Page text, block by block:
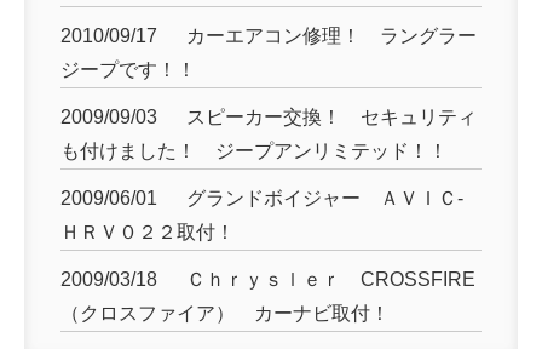
2010/09/17
カーエアコン修理！ ラングラー
ジープです！！
2009/09/03
スピーカー交換！ セキュリティ
も付けました！ ジープアンリミテッド！！
2009/06/01
グランドボイジャー ＡＶＩＣ-
ＨＲＶ０２２取付！
2009/03/18
Ｃｈｒｙｓｌｅｒ CROSSFIRE
（クロスファイア） カーナビ取付！